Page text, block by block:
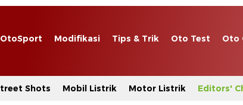
OtoSport Modifikasi Tips & Trik Oto Test Oto
Shots Mobil Listrik Motor Listrik Editors'